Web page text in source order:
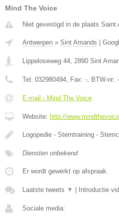
Mind The Voice
Niet gevestigd in de plaats Saint
Antwerpen » Sint Amands
Lippeloseweg 44, 2890 Sint
Tel: 032980494, Fax: -, BTW-nr: -
E-mail › Mind The Voice
Website: http://
Logopedie - Stemtraining -
Diensten onbekend
Er wordt gewerkt op afspraak.
Laatste tweets ▼ Introductie
Sociale media: